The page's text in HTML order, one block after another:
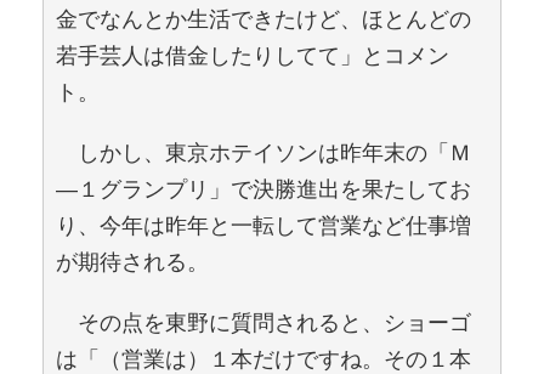
金でなんとか生活できたけど、ほとんどの
若手芸人は借金したりしてて」とコメン
ト。
しかし、東京ホテイソンは昨年末の「Ｍ
―１グランプリ」で決勝進出を果たしてお
り、今年は昨年と一転して営業など仕事増
が期待される。
その点を東野に質問されると、ショーゴ
は「（営業は）１本だけですね。その１本